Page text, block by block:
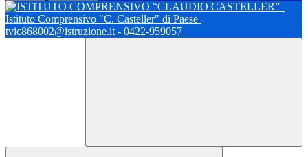
Istituto Comprensivo "C. Casteller" di Paese
tvic868002@istruzione.it - 0422-959057